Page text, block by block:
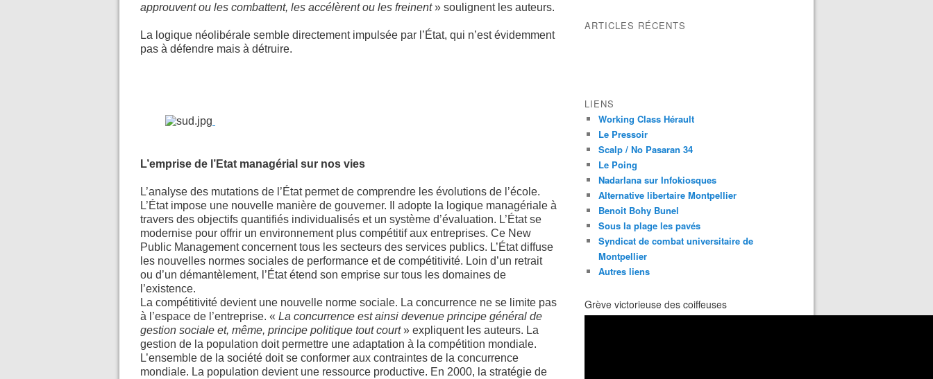
approuvent ou les combattent, les accélèrent ou les freinent» soulignent les auteurs.
La logique néolibérale semble directement impulsée par l’État, qui n’est évidemment
pas à défendre mais à détruire.
L’emprise de l’Etat managérial sur nos vies
L’analyse des mutations de l’État permet de comprendre les évolutions de l’école.
L’État impose une nouvelle manière de gouverner. Il adopte la logique managériale à
travers des objectifs quantifiés individualisés et un système d’évaluation. L’État se
modernise pour offrir un environnement plus compétitif aux entreprises. Ce New
Public Management concernent tous les secteurs des services publics. L’État diffuse
les nouvelles normes sociales de performance et de compétitivité. Loin d’un retrait
ou d’un démantèlement, l’État étend son emprise sur tous les domaines de
l’existence.
La compétitivité devient une nouvelle norme sociale. La concurrence ne se limite pas
à l’espace de l’entreprise. « La concurrence est ainsi devenue principe général de
gestion sociale et, même, principe politique tout court» expliquent les auteurs. La
gestion de la population doit permettre une adaptation à la compétition mondiale.
L’ensemble de la société doit se conformer aux contraintes de la concurrence
mondiale. La population devient une ressource productive. En 2000, la stratégie de
ARTICLES RÉCENTS
LIENS
Working Class Hérault
Le Pressoir
Scalp / No Pasaran 34
Le Poing
Nadarlana sur Infokiosques
Alternative libertaire Montpellier
Benoit Bohy Bunel
Sous la plage les pavés
Syndicat de combat universitaire de
Montpellier
Autres liens
Grève victorieuse des coiffeuses